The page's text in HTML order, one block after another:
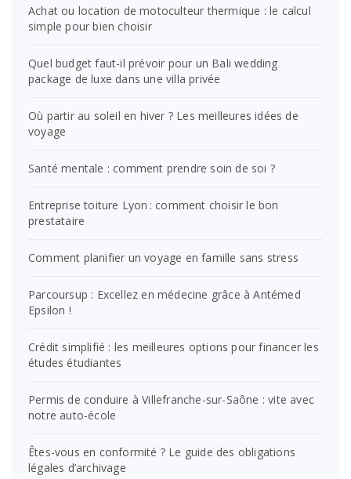
Achat ou location de motoculteur thermique : le calcul
simple pour bien choisir
Quel budget faut-il prévoir pour un Bali wedding
package de luxe dans une villa privée
Où partir au soleil en hiver ? Les meilleures idées de
voyage
Santé mentale : comment prendre soin de soi ?
Entreprise toiture Lyon : comment choisir le bon
prestataire
Comment planifier un voyage en famille sans stress
Parcoursup : Excellez en médecine grâce à Antémed
Epsilon !
Crédit simplifié : les meilleures options pour financer les
études étudiantes
Permis de conduire à Villefranche-sur-Saône : vite avec
notre auto-école
Êtes-vous en conformité ? Le guide des obligations
légales d’archivage